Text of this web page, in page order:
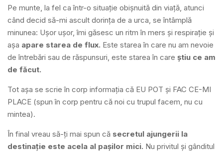
Pe munte, la fel ca într-o situație obișnuită din viață, atunci
când decid să-mi ascult dorința de a urca, se întâmplă
minunea: Ușor ușor, îmi găsesc un ritm în mers și respirație și
așa apare starea de flux. Este starea în care nu am nevoie
de întrebări sau de răspunsuri, este starea în care știu ce am
de făcut.
Tot așa se scrie în corp informația că EU POT și FAC CE-MI
PLACE (spun în corp pentru că noi cu trupul facem, nu cu
mintea).
În final vreau să-ți mai spun că secretul ajungerii la
destinație este acela al pașilor mici. Nu privitul și gânditul